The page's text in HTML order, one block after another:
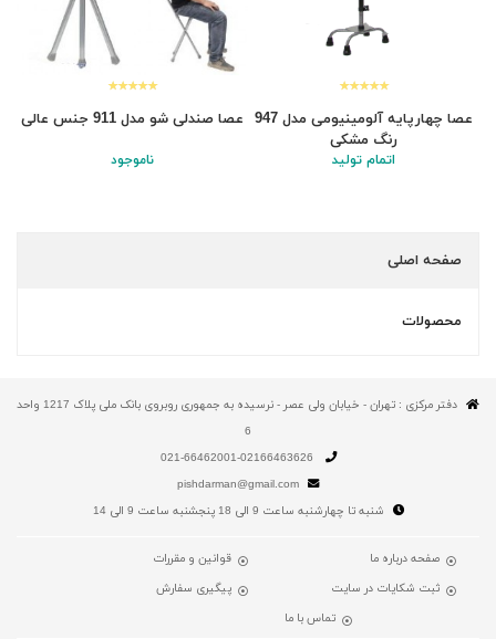
عصا چهارپایه آلومینیومی مدل 947
رنگ مشکی
اتمام تولید
عصا صندلی شو مدل 911 جنس عالی
ناموجود
صفحه اصلی
محصولات
دفتر مرکزی : تهران - خیابان ولی عصر - نرسیده به جمهوری روبروی بانک ملی پلاک 1217 واحد
6
pishdarman@gmail.com
شنبه تا چهارشنبه ساعت 9 الی 18 پنجشنبه ساعت 9 الی 14
صفحه درباره ما
قوانین و مقررات
ثبت شکایات در سایت
پیگیری سفارش
تماس با ما